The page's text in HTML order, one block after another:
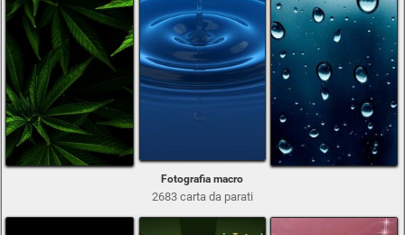
Fotografia macro
2683 carta da parati